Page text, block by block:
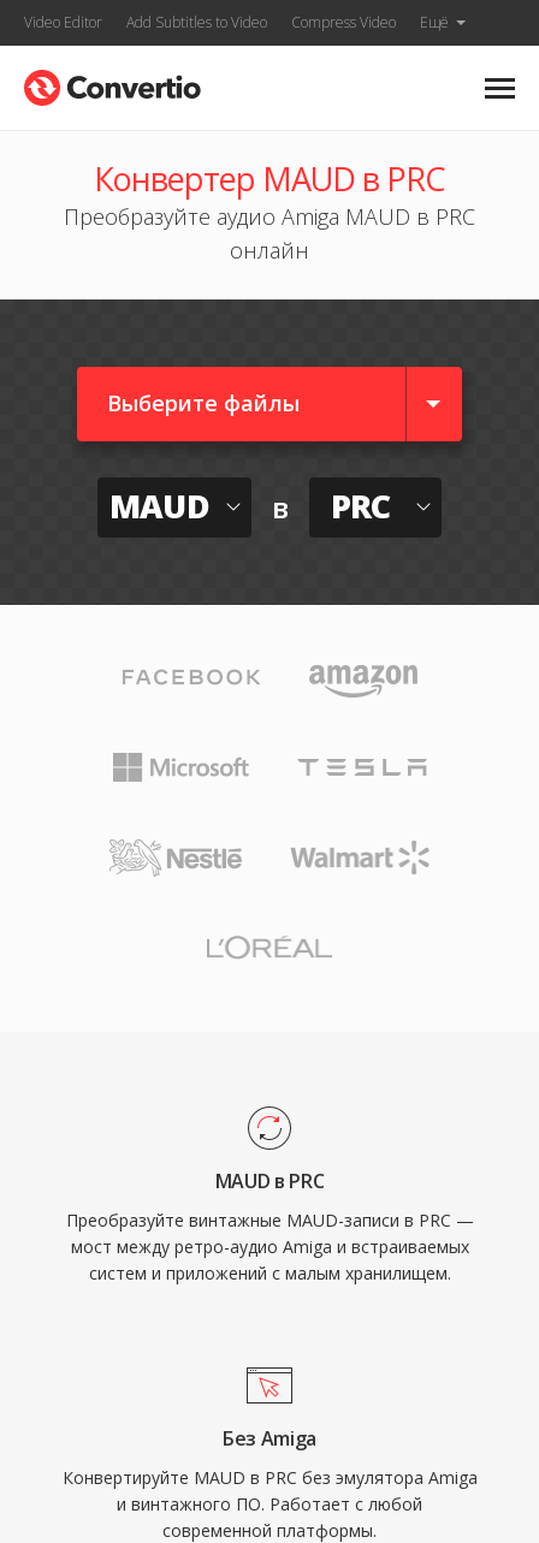
Video Editor Add Subtitles to Video Compress Video Ещё
Конвертер MAUD в PRC
Преобразуйте аудио Amiga MAUD в PRC
онлайн
Выберите файлы
MAUD в PRC
MAUD в PRC
Преобразуйте винтажные MAUD-записи в PRC —
мост между ретро-аудио Amiga и встраиваемых
систем и приложений с малым хранилищем.
Без Amiga
Конвертируйте MAUD в PRC без эмулятора Amiga
и винтажного ПО. Работает с любой
современной платформы.